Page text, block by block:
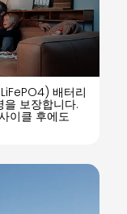
배터리
을 보장합니다.
이클 후에도